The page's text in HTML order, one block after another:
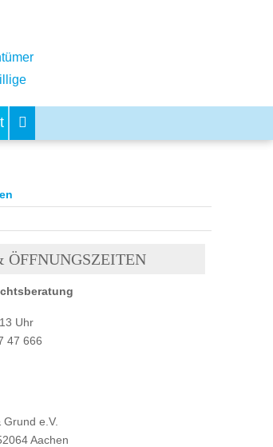
ÖFFNUNGSZEITEN
Uhr
47 666
e.V.
Aachen